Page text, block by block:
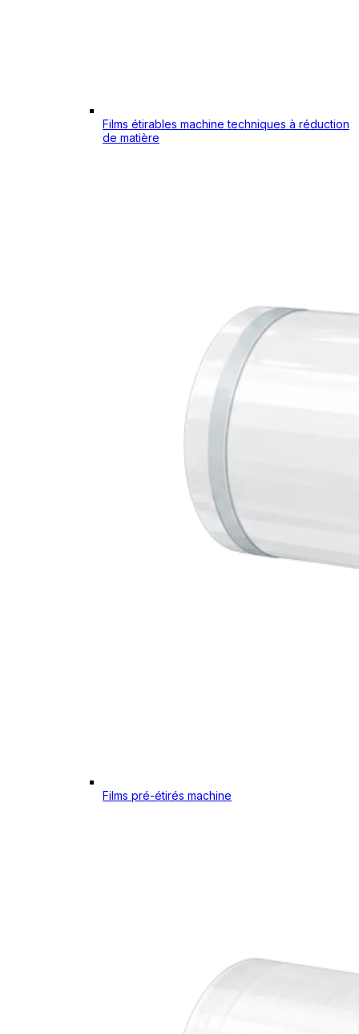
Films étirables machine techniques à réduction
de matière
Films pré-étirés machine